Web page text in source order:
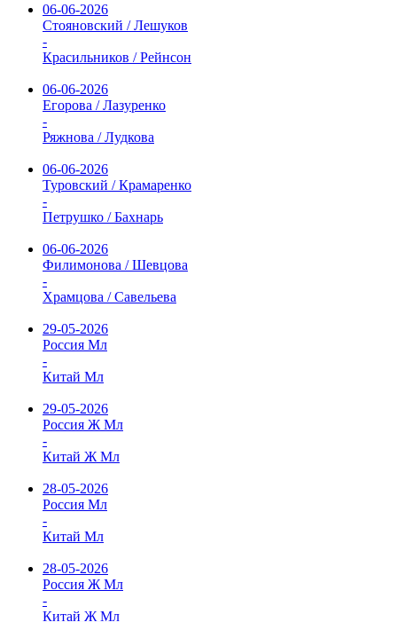
06-06-2026
Стояновский / Лешуков
-
Красильников / Рейнсон
06-06-2026
Егорова / Лазуренко
-
Ряжнова / Лудкова
06-06-2026
Туровский / Крамаренко
-
Петрушко / Бахнарь
06-06-2026
Филимонова / Шевцова
-
Храмцова / Савельева
29-05-2026
Россия Мл
-
Китай Мл
29-05-2026
Россия Ж Мл
-
Китай Ж Мл
28-05-2026
Россия Мл
-
Китай Мл
28-05-2026
Россия Ж Мл
-
Китай Ж Мл